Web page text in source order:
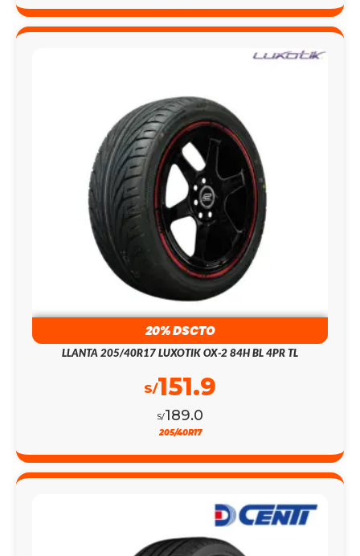
20% DSCTO
LLANTA 205/40R17 LUXOTIK OX-2 84H BL 4PR TL
S/189.0
S/151.9
205/40R17